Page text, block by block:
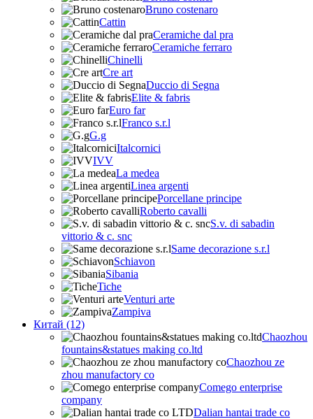
Bruno costenaro
Cattin
Ceramiche dal pra
Ceramiche ferraro
Chinelli
Cre art
Duccio di Segna
Elite & fabris
Euro far
Franco s.r.l
G.g
Italcornici
IVV
La medea
Linea argenti
Porcellane principe
Roberto cavalli
S.v. di sabadin
vittorio & c. snc
Same decorazione s.r.l
Schiavon
Sibania
Tiche
Venturi arte
Zampiva
Китай (12)
Chaozhou
fountains&statues making co.ltd
Chaozhou ze
zhou manufactory co
Comego enterprise
company
Dalian hantai trade co